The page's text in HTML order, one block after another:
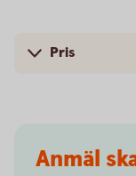
Pris
Anmäl